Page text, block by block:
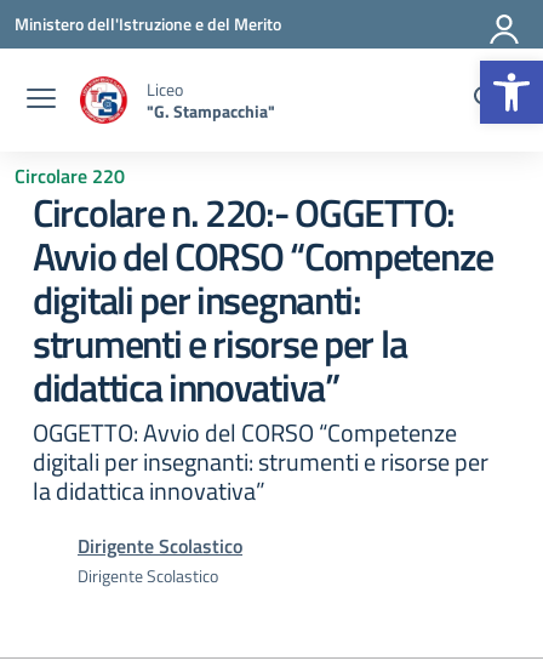
Vai ai contenuti
Vai al menu di navigazione
Vai al footer
Ministero dell'Istruzione e del Merito
Liceo
"G. Stampacchia"
Circolare 220
Circolare n. 220:- OGGETTO:
Avvio del CORSO “Competenze
digitali per insegnanti:
strumenti e risorse per la
didattica innovativa”
OGGETTO: Avvio del CORSO “Competenze
digitali per insegnanti: strumenti e risorse per
la didattica innovativa”
Dirigente Scolastico
Dirigente Scolastico